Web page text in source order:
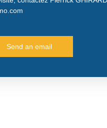
Send an email